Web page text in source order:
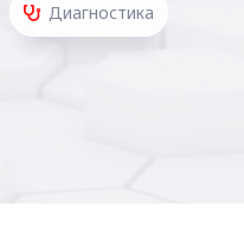
Диагностика